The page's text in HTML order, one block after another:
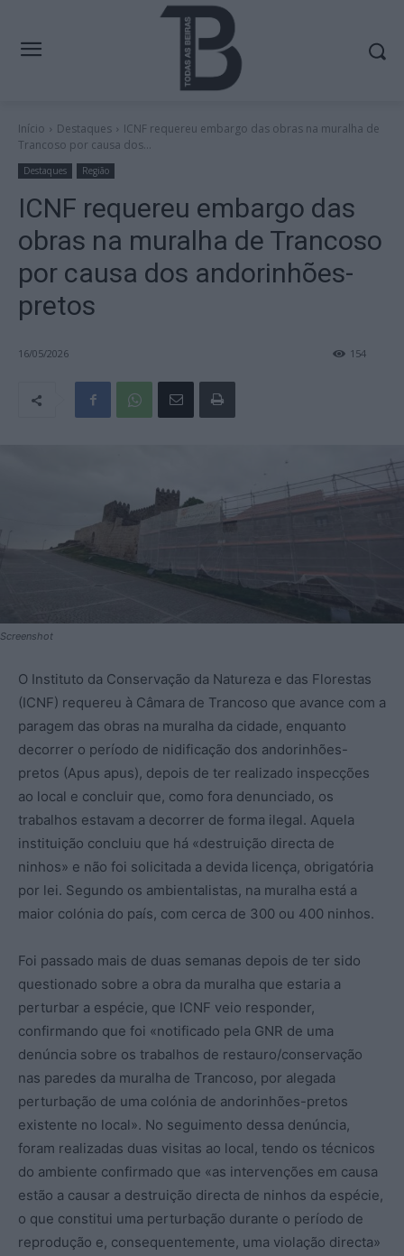
Início Destaques
ICNF requereu embargo das obras na muralha de
Trancoso por causa dos...
Destaques Região
ICNF requereu embargo das
obras na muralha de Trancoso
por causa dos andorinhões-
pretos
16/05/2026 154
Screenshot
O Instituto da Conservação da Natureza e das Florestas
(ICNF) requereu à Câmara de Trancoso que avance com a
paragem das obras na muralha da cidade, enquanto
decorrer o período de nidificação dos andorinhões-
pretos (Apus apus), depois de ter realizado inspecções
ao local e concluir que, como fora denunciado, os
trabalhos estavam a decorrer de forma ilegal. Aquela
instituição concluiu que há «destruição directa de
ninhos» e não foi solicitada a devida licença, obrigatória
por lei. Segundo os ambientalistas, na muralha está a
maior colónia do país, com cerca de 300 ou 400 ninhos.
Foi passado mais de duas semanas depois de ter sido
questionado sobre a obra da muralha que estaria a
perturbar a espécie, que ICNF veio responder,
confirmando que foi «notificado pela GNR de uma
denúncia sobre os trabalhos de restauro/conservação
nas paredes da muralha de Trancoso, por alegada
perturbação de uma colónia de andorinhões-pretos
existente no local». No seguimento dessa denúncia,
foram realizadas duas visitas ao local, tendo os técnicos
do ambiente confirmado que «as intervenções em causa
estão a causar a destruição directa de ninhos da espécie,
o que constitui uma perturbação durante o período de
reprodução e, consequentemente, uma violação directa»